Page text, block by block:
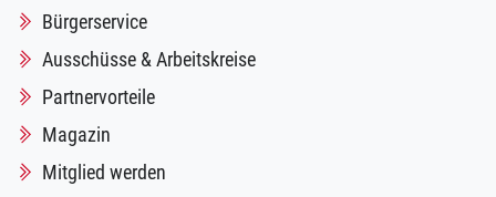
Bürgerservice
Ausschüsse & Arbeitskreise
Partnervorteile
Magazin
Mitglied werden